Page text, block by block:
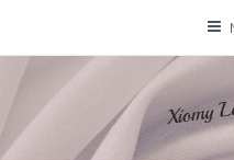
contenido
XIOMY